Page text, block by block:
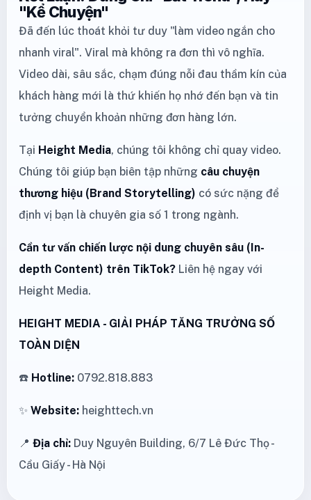
"Kể Chuyện"
Đã đến lúc thoát khỏi tư duy "làm video ngắn cho
nhanh viral". Viral mà không ra đơn thì vô nghĩa.
Video dài, sâu sắc, chạm đúng nỗi đau thầm kín của
khách hàng mới là thứ khiến họ nhớ đến bạn và tin
tưởng chuyển khoản những đơn hàng lớn.
Tại Height Media, chúng tôi không chỉ quay video.
Chúng tôi giúp bạn biên tập những câu chuyện
thương hiệu (Brand Storytelling) có sức nặng để
định vị bạn là chuyên gia số 1 trong ngành.
Cần tư vấn chiến lược nội dung chuyên sâu (In-
depth Content) trên TikTok? Liên hệ ngay với
Height Media.
HEIGHT MEDIA - GIẢI PHÁP TĂNG TRƯỞNG SỐ
TOÀN DIỆN
☎️ Hotline: 0792.818.883
✨ Website: heighttech.vn
📍 Địa chỉ: Duy Nguyên Building, 6/7 Lê Đức Thọ -
Cầu Giấy - Hà Nội